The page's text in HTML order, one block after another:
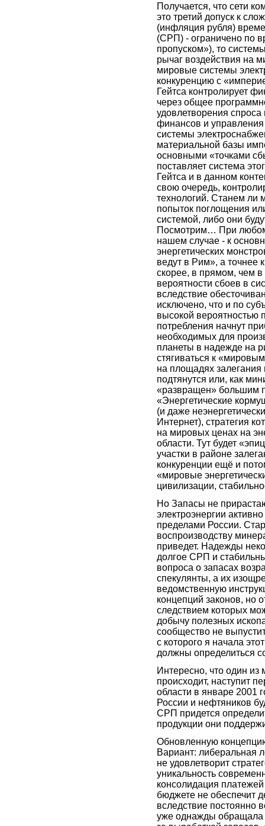
Получается, что сети
это третий допуск к
(инфляция рубля)
(СРП) - ограничено по
пропуском»), то
рычаг воздействия на
мировые системы
конкуренцию с
Гейтса контролирует
через общее
удовлетворения
финансов и
системы
материальной базы
основными «точками
поставляет система
Гейтса и в данном
свою очередь,
технологий. Станем ли
попыток поглощения
системой, либо они
Посмотрим… При любом
нашем случае - к
энергетических
ведут в Рим», а точнее
скорее, в прямом, чем
вероятности сбоев в
вследствие
исключено, что и по
высокой вероятностью
потребления начнут
необходимых для
планеты в надежде на
стягиваться к
на площадях
подтянутся или, как
«развращен» большим
«Энергетические
(и даже
Интернет), стратегия
на мировых ценах на
области. Тут будет
участки в районе
конкуренции ещё и
«мировые
цивилизации,
Но Запасы не
электроэнергии
пределами России.
воспроизводству
приведет. Надежды
долгое СРП и
вопроса о запасах
спекулянты, а их
ведомственную
концепций законов, но
следствием которых
добычу полезных
сообщество не
с которого я начала
должны определиться
Интересно, что один из
происходит, наступит
области в январе 2001
России и нефтяников
СРП придется
продукции они
Обновленную
Вариант: либеральная
не удовлетворит
уникальность
консолидация
бюджете не обеспечит
вследствие постоянно
уже однажды обращала